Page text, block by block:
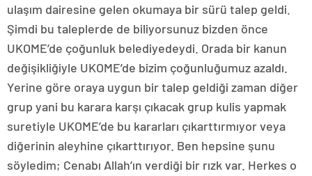
ulaşım dairesine gelen okumaya bir sürü talep geldi.
Şimdi bu taleplerde de biliyorsunuz bizden önce
UKOME’de çoğunluk belediyedeydi. Orada bir kanun
değişikliğiyle UKOME’de bizim çoğunluğumuz azaldı.
Yerine göre oraya uygun bir talep geldiği zaman diğer
grup yani bu karara karşı çıkacak grup kulis yapmak
suretiyle UKOME’de bu kararları çıkarttırmıyor veya
diğerinin aleyhine çıkarttırıyor. Ben hepsine şunu
söyledim; Cenabı Allah’ın verdiği bir rızk var. Herkes o